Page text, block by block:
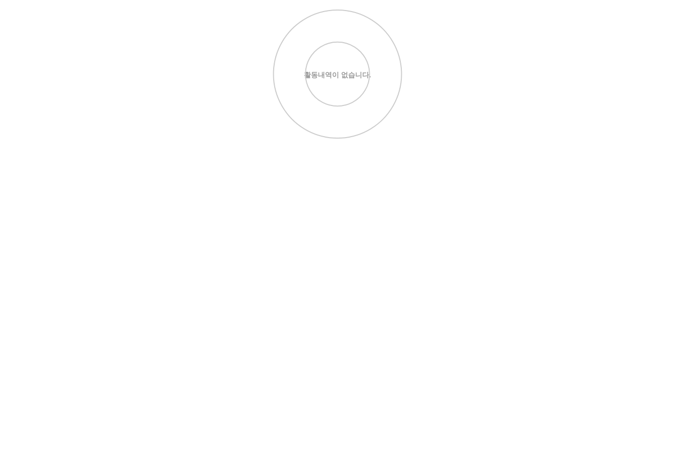
활동내역이 없습니다.